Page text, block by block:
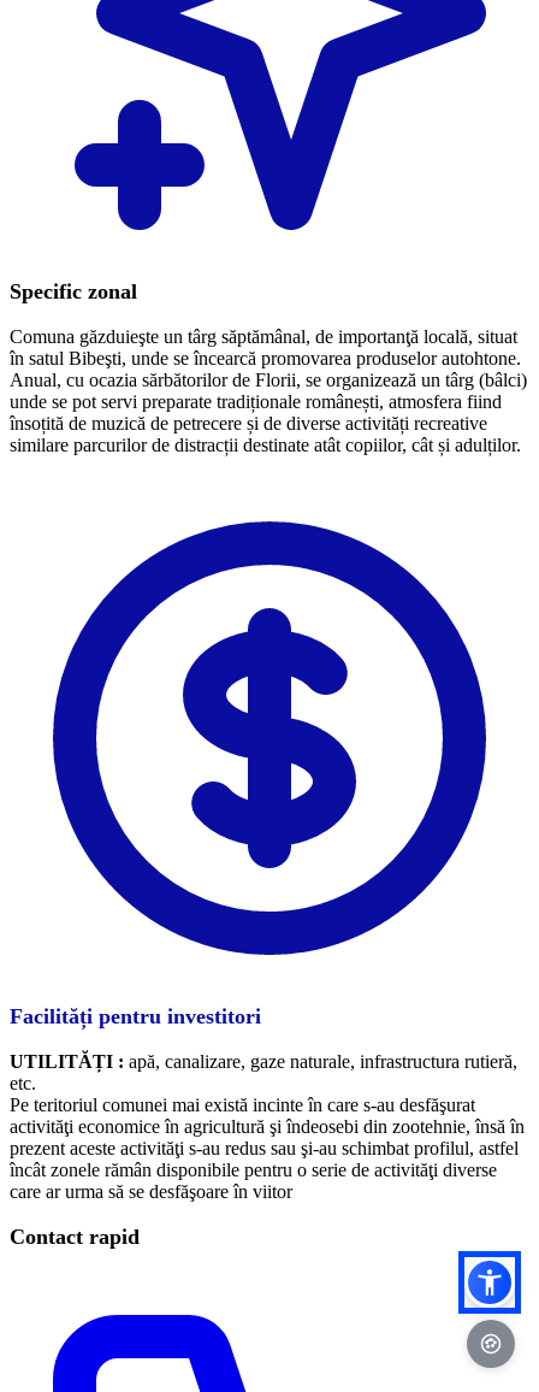
Specific zonal
Comuna găzduieşte un târg săptămânal, de importanţă locală, situat
în satul Bibeşti, unde se încearcă promovarea produselor autohtone.
Anual, cu ocazia sărbătorilor de Florii, se organizează un târg (bâlci)
unde se pot servi preparate tradiționale românești, atmosfera fiind
însoțită de muzică de petrecere și de diverse activități recreative
similare parcurilor de distracții destinate atât copiilor, cât și adulților.
Facilități pentru investitori
UTILITĂȚI : apă, canalizare, gaze naturale, infrastructura rutieră,
etc.
Pe teritoriul comunei mai există incinte în care s-au desfăşurat
activităţi economice în agricultură şi îndeosebi din zootehnie, însă în
prezent aceste activităţi s-au redus sau şi-au schimbat profilul, astfel
încât zonele rămân disponibile pentru o serie de activităţi diverse
care ar urma să se desfăşoare în viitor
Contact rapid